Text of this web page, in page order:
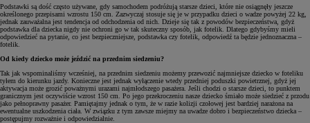
Podstawki są dość często używane, gdy samochodem podróżują starsze dzieci, które nie osiągnęły jeszcze
określonego przepisami wzrostu 150 cm. Zazwyczaj stosuje się je w przypadku dzieci o wadze powyżej 22 kg,
jednak zauważalna jest tendencja od odchodzenia od nich. Dzieje się tak z powodów bezpieczeństwa, gdyż
podstawka dla dziecka nigdy nie ochroni go w tak skuteczny sposób, jak fotelik. Dlatego gdybyśmy mieli
odpowiedzieć na pytanie, co jest bezpieczniejsze, podstawka czy fotelik, odpowiedź ta będzie jednoznaczna –
fotelik.
Od kiedy dziecko może jeździć na przednim siedzeniu?
Tak jak wspominaliśmy wcześniej, na przednim siedzeniu możemy przewozić najmniejsze dziecko w foteliku
tyłem do kierunku jazdy. Konieczne jest jednak wyłączenie wtedy przedniej poduszki powietrznej, gdyż jej
aktywacja może grozić poważnymi urazami najmłodszego pasażera. Jeśli chodzi o starsze dzieci, to punktem
granicznym jest oczywiście wzrost 150 cm. Po jego przekroczeniu nasze dziecko śmiało może siedzieć z przodu
jako pełnoprawny pasażer. Pamiętajmy jednak o tym, że w razie kolizji czołowej jest bardziej narażona na
ewentualne uszkodzenia ciała. W związku z tym zawsze miejmy na uwadze dobro i bezpieczeństwo dziecka –
postępujmy rozważnie i odpowiedzialnie.